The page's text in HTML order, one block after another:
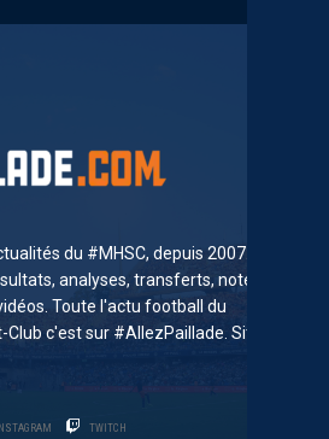
du #MHSC, depuis 2007. News,
analyses, transferts, notes
Toute l'actu football du
c'est sur #AllezPaillade. Site non-
TWITCH